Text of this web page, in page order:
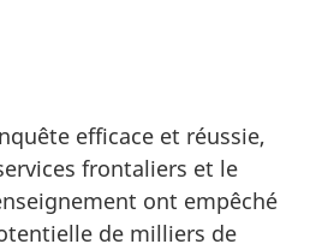
efficace et réussie,
frontaliers et le
ont empêché
de milliers de